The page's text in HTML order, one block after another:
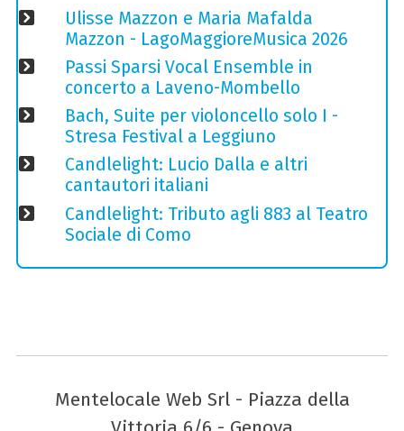
Ulisse Mazzon e Maria Mafalda
Mazzon - LagoMaggioreMusica 2026
Passi Sparsi Vocal Ensemble in
concerto a Laveno-Mombello
Bach, Suite per violoncello solo I -
Stresa Festival a Leggiuno
Candlelight: Lucio Dalla e altri
cantautori italiani
Candlelight: Tributo agli 883 al Teatro
Sociale di Como
Mentelocale Web Srl - Piazza della